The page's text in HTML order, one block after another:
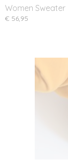
Women Sweater
€ 56,95